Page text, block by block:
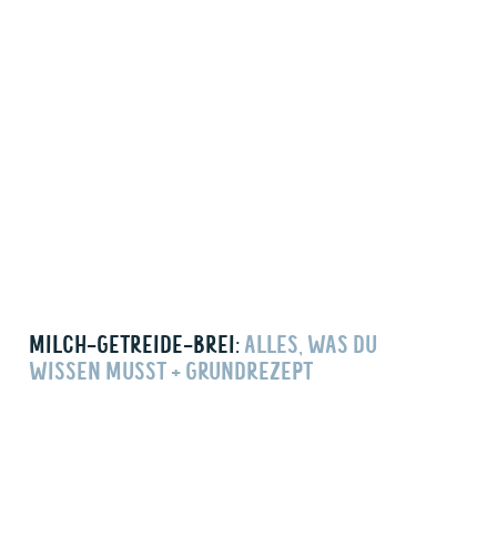
MILCH-GETREIDE-BREI:ALLES, WAS DU
WISSEN MUSST + GRUNDREZEPT